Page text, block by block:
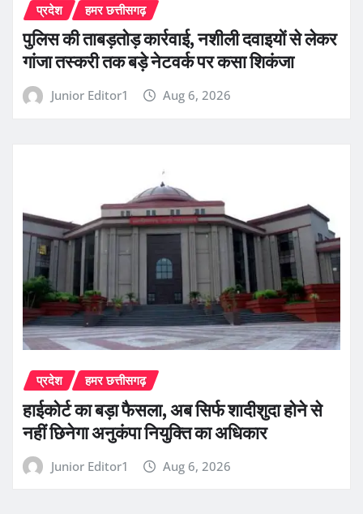
प्रदेश हमर छत्तीसगढ़
पुलिस की ताबड़तोड़ कार्रवाई, नशीली दवाइयों से लेकर
गांजा तस्करी तक बड़े नेटवर्क पर कसा शिकंजा
Junior Editor1 Aug 6, 2026
प्रदेश हमर छत्तीसगढ़
हाईकोर्ट का बड़ा फैसला, अब सिर्फ शादीशुदा होने से
नहीं छिनेगा अनुकंपा नियुक्ति का अधिकार
Junior Editor1 Aug 6, 2026